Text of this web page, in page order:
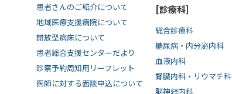
患者さんのご紹介について
地域医療支援病院について
開放型病床について
患者総合支援センターだより
診察予約周知用リーフレット
医師に対する面談申込について
[診療科]
総合診療科
糖尿病・内分泌内科
血液内科
腎臓内科・リウマチ科
脳神経内科